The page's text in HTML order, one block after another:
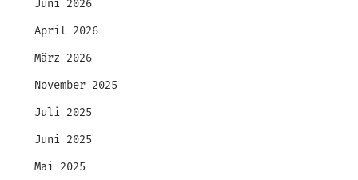
Juni 2026
April 2026
März 2026
November 2025
Juli 2025
Juni 2025
Mai 2025